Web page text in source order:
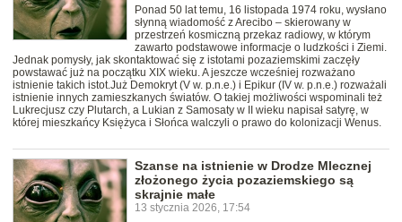
Ponad 50 lat temu, 16 listopada 1974 roku, wysłano
słynną wiadomość z Arecibo – skierowany w
przestrzeń kosmiczną przekaz radiowy, w którym
zawarto podstawowe informacje o ludzkości i Ziemi.
Jednak pomysły, jak skontaktować się z istotami pozaziemskimi zaczęły
powstawać już na początku XIX wieku. A jeszcze wcześniej rozważano
istnienie takich istot.Już Demokryt (V w. p.n.e.) i Epikur (IV w. p.n.e.) rozważali
istnienie innych zamieszkanych światów. O takiej możliwości wspominali też
Lukrecjusz czy Plutarch, a Lukian z Samosaty w II wieku napisał satyrę, w
której mieszkańcy Księżyca i Słońca walczyli o prawo do kolonizacji Wenus.
Szanse na istnienie w Drodze Mlecznej
złożonego życia pozaziemskiego są
skrajnie małe
13 stycznia 2026, 17:54